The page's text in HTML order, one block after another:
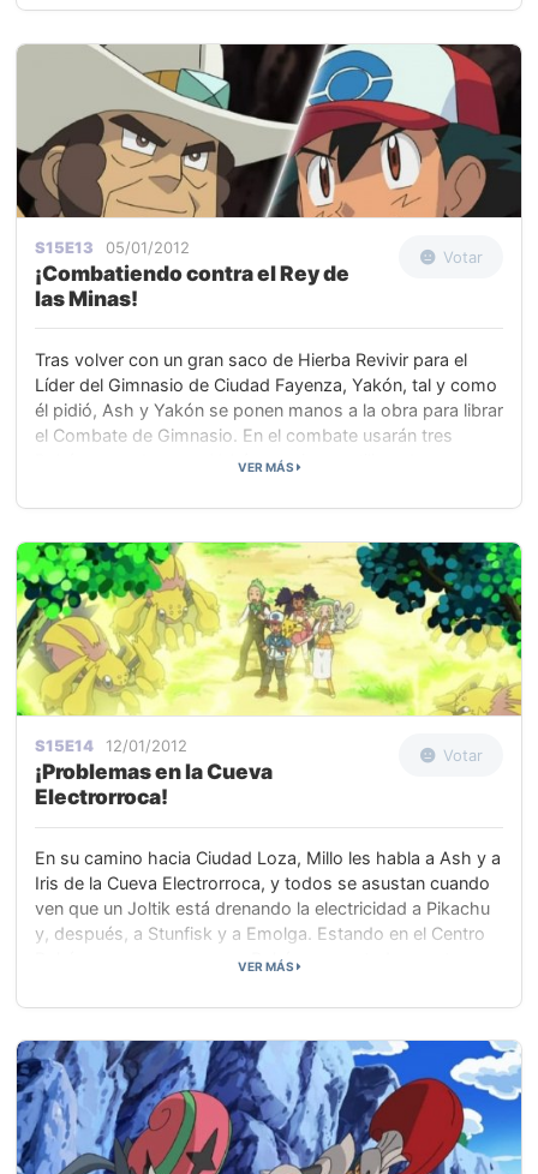
golpes que le ha aporreado.
S15E13 05/01/2012
¡Combatiendo contra el Rey de
las Minas!
Votar
Tras volver con un gran saco de Hierba Revivir para el
Líder del Gimnasio de Ciudad Fayenza, Yakón, tal y como
él pidió, Ash y Yakón se ponen manos a la obra para librar
el Combate de Gimnasio. En el combate usarán tres
Pokémon cada uno y Yakón comienza utilizando a su
combate.
VER MÁS
S15E14 12/01/2012
¡Problemas en la Cueva
Electrorroca!
Votar
En su camino hacia Ciudad Loza, Millo les habla a Ash y a
Iris de la Cueva Electrorroca, y todos se asustan cuando
ven que un Joltik está drenando la electricidad a Pikachu
y, después, a Stunfisk y a Emolga. Estando en el Centro
Pokémon para curar a sus Pokémon agotados, se topan
Videomisor no funciona. Mientras la Enfermera Joy lo
establecido un campamento base en el interior de la
Cueva Electrorroca, donde ella y sus ayudantes están
investigando.
VER MÁS